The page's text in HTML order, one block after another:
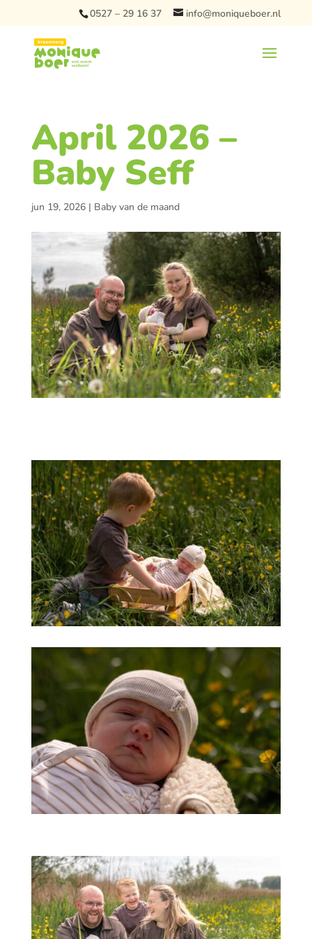
0527 – 29 16 37 info@moniqueboer.nl
April 2026 –
Baby Seff
jun 19, 2026| Baby van de maand